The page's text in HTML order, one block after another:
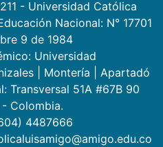
- Universidad Católica
Nacional: N° 17701
9 de 1984
Universidad
Montería
Apartadó
Transversal 51A #67B 90
Colombia.
4487666